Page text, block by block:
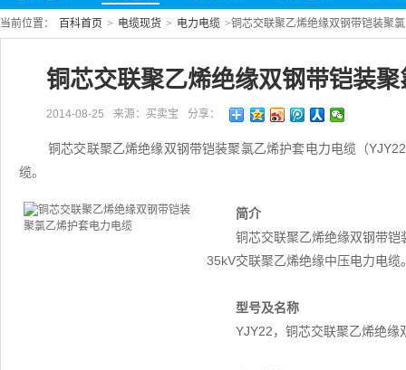
当前位置： 百科首页 > 电缆现货 > 电力电缆 >铜芯交联聚乙烯绝缘双钢带铠装聚
铜芯交联聚乙烯绝缘双钢带铠装
2014-08-25 来源：买卖宝 分享：
铜芯交联聚乙烯绝缘双钢带铠装聚氯乙烯护套电力电缆（
缆。
简介
铜芯交联聚乙烯绝缘双钢带
35kV交联聚乙烯绝缘中压电力电缆
型号及名称
YJY22，铜芯交联聚乙烯绝缘